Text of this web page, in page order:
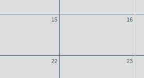
15 16
22 23